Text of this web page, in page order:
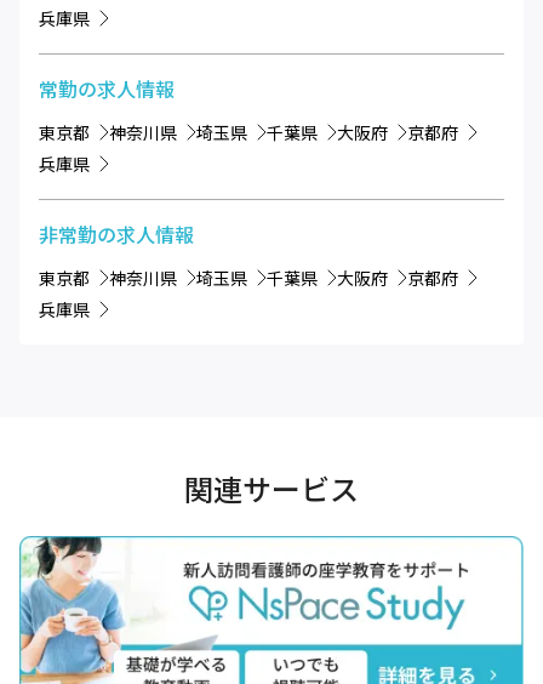
兵庫県
常勤の求人情報
東京都 神奈川県 埼玉県 千葉県 大阪府
京都府
兵庫県
非常勤の求人情報
東京都 神奈川県 埼玉県 千葉県 大阪府
京都府
兵庫県
関連サービス